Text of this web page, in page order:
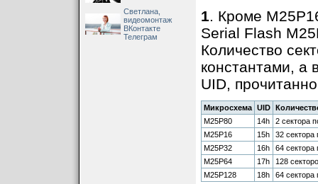
Светлана,
видеомонтаж
ВКонтакте
Телеграм
1. Кроме
Serial Flash
Количество
константами, а
UID,
Микросхема UID
M25P80
14h
2 сектора
M25P16
15h
32 сектора
M25P32
16h
64 сектора
M25P64
17h
128
M25P128
18h 64 сектора